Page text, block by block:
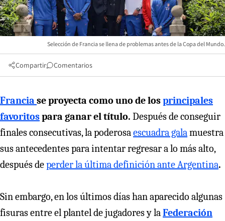
Selección de Francia se llena de problemas antes de la Copa del Mundo.
Compartir Comentarios
Francia se proyecta como uno de losprincipales
favoritospara ganar el título. Después de conseguir
finales consecutivas, la poderosaescuadra galamuestra
sus antecedentes para intentar regresar a lo más alto,
después deperder la última definición ante Argentina.
Sin embargo, en los últimos días han aparecido algunas
fisuras entre el plantel de jugadores y laFederación